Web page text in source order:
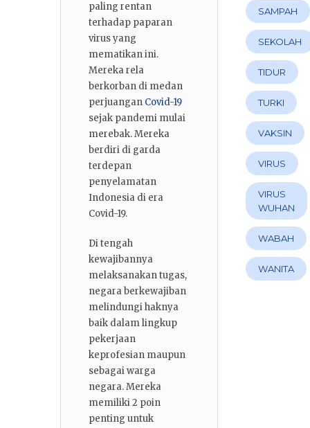
paling rentan
terhadap paparan
virus yang
mematikan ini.
Mereka rela
berkorban di medan
perjuangan Covid-19
sejak pandemi mulai
merebak. Mereka
berdiri di garda
terdepan
penyelamatan
Indonesia di era
Covid-19.
Di tengah
kewajibannya
melaksanakan tugas,
negara berkewajiban
melindungi haknya
baik dalam lingkup
pekerjaan
keprofesian maupun
sebagai warga
negara. Mereka
memiliki 2 poin
penting untuk
SAMPAH
SEKOLAH
TIDUR
TURKI
VAKSIN
VIRUS
VIRUS
WUHAN
WABAH
WANITA